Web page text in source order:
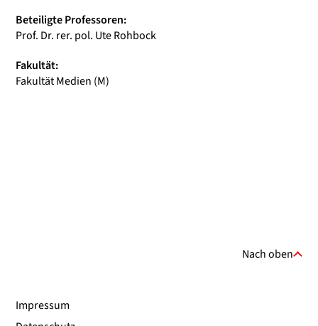
Beteiligte Professoren:
Prof. Dr. rer. pol. Ute Rohbock
Fakultät:
Fakultät Medien (M)
Nach oben
Impressum